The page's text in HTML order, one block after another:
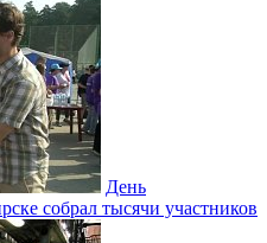
День
собрал тысячи участников